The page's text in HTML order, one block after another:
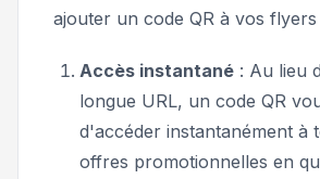
ajouter un code QR à vos flyers
Accès instantané : Au lieu
longue URL, un code QR
d'accéder instantanément à
offres promotionnelles en